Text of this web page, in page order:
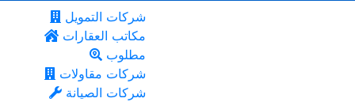
شركات التمويل
مكاتب العقارات
مطلوب
شركات مقاولات
شركات الصيانة